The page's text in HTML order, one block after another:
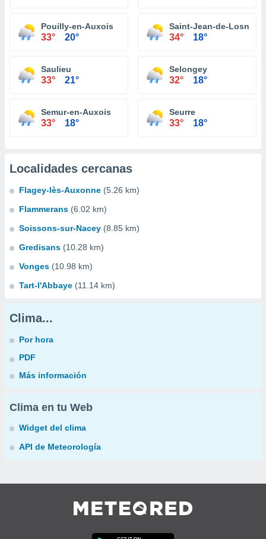
Pouilly-en-Auxois
33° 20°
Saint-Jean-de-Losne
34° 18°
Saulieu
33° 21°
Selongey
32° 18°
Semur-en-Auxois
33° 18°
Seurre
33° 18°
Localidades cercanas
Flagey-lès-Auxonne (5.26 km)
Flammerans (6.02 km)
Soissons-sur-Nacey (8.85 km)
Gredisans (10.28 km)
Vonges (10.98 km)
Tart-l'Abbaye (11.14 km)
Clima...
Por hora
PDF
Más información
Clima en tu Web
Widget del clima
API de Meteorología